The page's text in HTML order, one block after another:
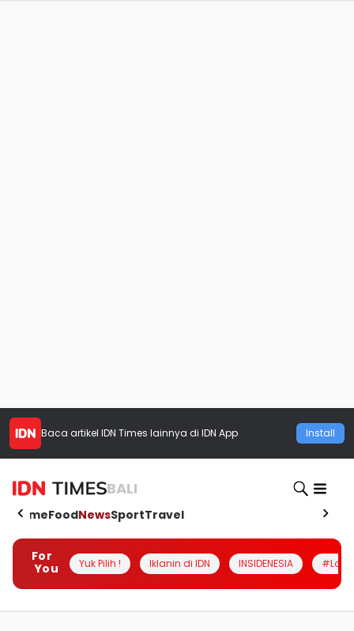
Baca artikel IDN Times lainnya di IDN App Install
BALI
HomeFoodNewsSportTravel
For
You
Yuk Pilih ! Iklanin di IDN INSIDENESIA